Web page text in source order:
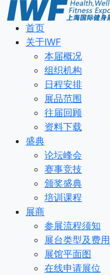
首页
关于IWF
本届概况
组织机构
日程安排
展品范围
往届回顾
资料下载
盛典
论坛峰会
赛事竞技
颁奖盛典
培训课程
展商
参展流程须知
展台类型及费用
展馆平面图
在线申请展位